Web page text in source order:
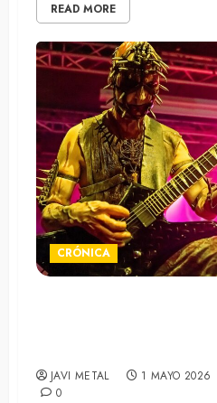
READ MORE
CRÓNICA
JAVI METAL
1 MAYO 2026
0